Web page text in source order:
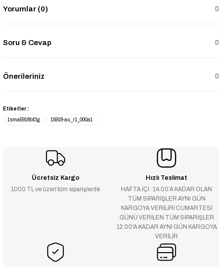
Yorumlar (0)
Soru & Cevap
Önerileriniz
Etiketler :
1sma5918bt3g
15918-au_r1_000a1
Ücretsiz Kargo
1000 TL ve üzeri tüm siparişlerde
Hızlı Teslimat
HAFTA İÇİ : 14:00’A KADAR OLAN
TÜM SİPARİŞLER AYNI GÜN
KARGOYA VERİLİRİ CUMARTESİ
GÜNÜ VERİLEN TÜM SİPARİŞLER
12:00'A KADAR AYNI GÜN KARGOYA
VERİLİR